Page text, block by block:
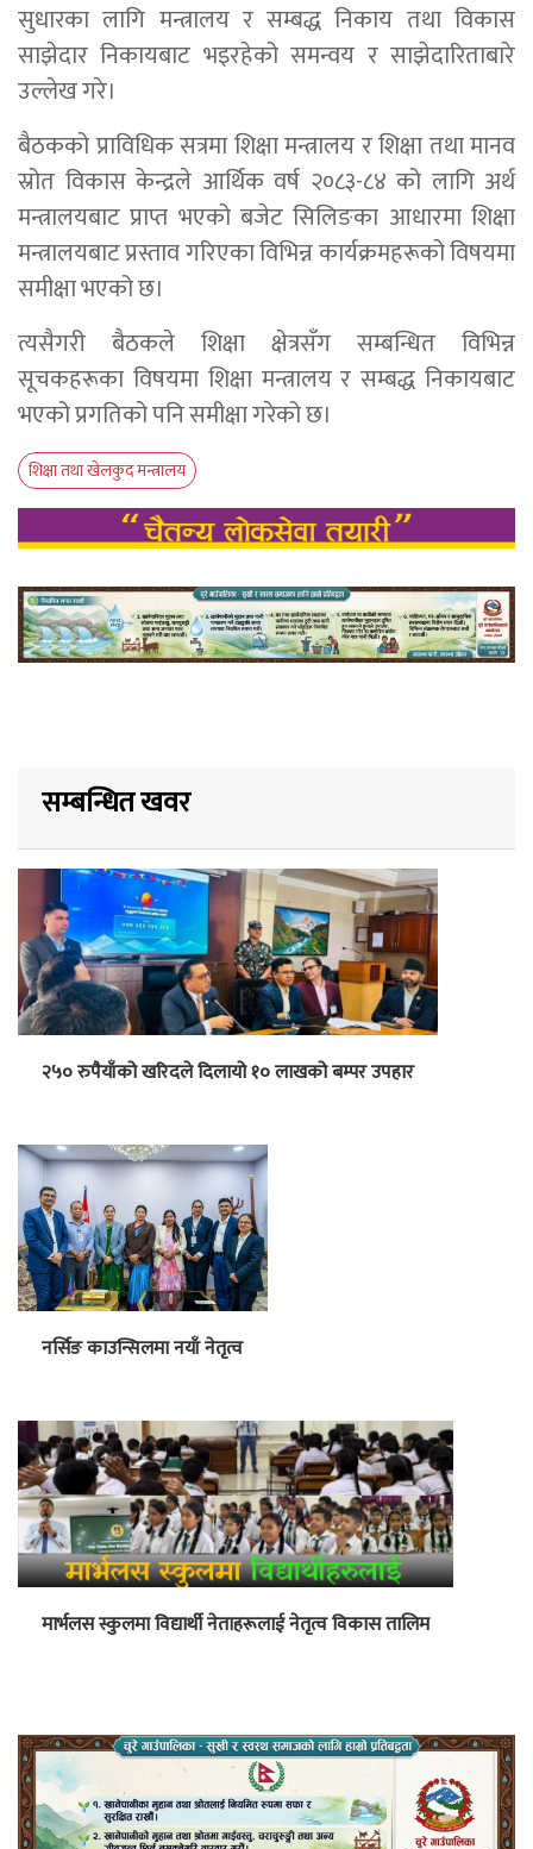
सुधारका लागि मन्त्रालय र सम्बद्ध निकाय तथा विकास
साझेदार निकायबाट भइरहेको समन्वय र साझेदारिताबारे
उल्लेख गरे।
बैठकको प्राविधिक सत्रमा शिक्षा मन्त्रालय र शिक्षा तथा मानव
स्रोत विकास केन्द्रले आर्थिक वर्ष २०८३-८४ को लागि अर्थ
मन्त्रालयबाट प्राप्त भएको बजेट सिलिङका आधारमा शिक्षा
मन्त्रालयबाट प्रस्ताव गरिएका विभिन्न कार्यक्रमहरूको विषयमा
समीक्षा भएको छ।
त्यसैगरी बैठकले शिक्षा क्षेत्रसँग सम्बन्धित विभिन्न
सूचकहरूका विषयमा शिक्षा मन्त्रालय र सम्बद्ध निकायबाट
भएको प्रगतिको पनि समीक्षा गरेको छ।
शिक्षा तथा खेलकुद मन्त्रालय
सम्बन्धित खवर
२५० रुपैयाँको खरिदले दिलायो १० लाखको बम्पर उपहार
नर्सिङ काउन्सिलमा नयाँ नेतृत्व
मार्भलस स्कुलमा विद्यार्थी नेताहरूलाई नेतृत्व विकास तालिम